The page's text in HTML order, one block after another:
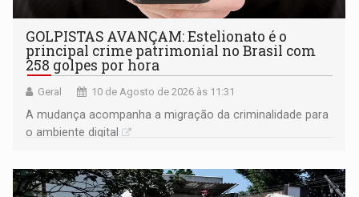
GOLPISTAS AVANÇAM: Estelionato é o
principal crime patrimonial no Brasil com
258 golpes por hora
Geral 10 de Agosto de 2026 às 11:31
A mudança acompanha a migração da criminalidade para
o ambiente digital